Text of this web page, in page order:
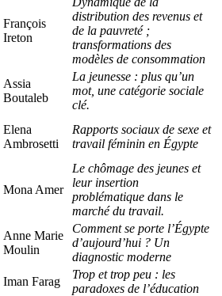
François
Ireton
distribution des revenus et
de la pauvreté ;
transformations des
modèles de consommation
Assia
Boutaleb
La jeunesse : plus qu’un
mot, une catégorie sociale
clé.
Elena
Ambrosetti
Rapports sociaux de sexe et
travail féminin en Égypte
Mona Amer
Le chômage des jeunes et
leur insertion
problématique dans le
marché du travail.
Anne Marie
Moulin
Comment se porte l’Égypte
d’aujourd’hui ? Un
diagnostic moderne
Iman Farag
Trop et trop peu : les
paradoxes de l’éducation